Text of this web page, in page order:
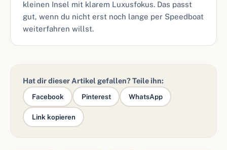
kleinen Insel mit klarem Luxusfokus. Das passt
gut, wenn du nicht erst noch lange per Speedboat
weiterfahren willst.
Hat dir dieser Artikel gefallen? Teile ihn:
Facebook Pinterest WhatsApp
Link kopieren